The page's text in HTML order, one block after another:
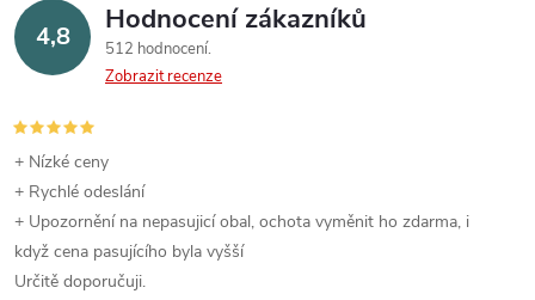
4,8 Hodnocení zákazníků
512 hodnocení
Zobrazit recenze
+ Nízké ceny
+ Rychlé odeslání
+ Upozornění na nepasujicí obal, ochota vyměnit ho zdarma, i
když cena pasujícího byla vyšší
Určitě doporučuji.